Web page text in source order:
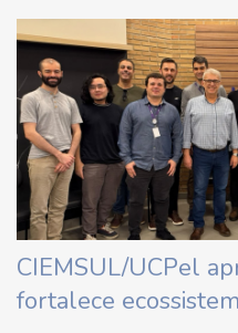
CIEMSUL/UCPel
fortalece